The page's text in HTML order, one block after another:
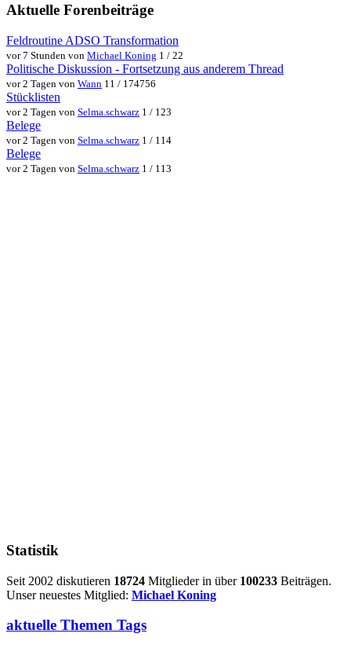
Aktuelle Forenbeiträge
Feldroutine ADSO Transformation
vor 7 Stunden von Michael Koning 1 / 22
Politische Diskussion - Fortsetzung aus anderem Thread
vor 2 Tagen von Wann 11 / 174756
Stücklisten
vor 2 Tagen von Selma.schwarz 1 / 123
Belege
vor 2 Tagen von Selma.schwarz 1 / 114
Belege
vor 2 Tagen von Selma.schwarz 1 / 113
Statistik
Seit 2002 diskutieren 18724 Mitglieder in über 100233 Beiträgen.
Unser neuestes Mitglied: Michael Koning
aktuelle Themen Tags